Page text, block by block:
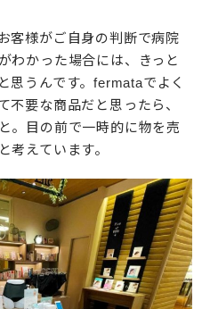
客様がご自身の判断で病院
わかった場合には、きっと
思うんです。fermataでよく
不要な商品だと思ったら、
。目の前で一時的に物を売
考えています。